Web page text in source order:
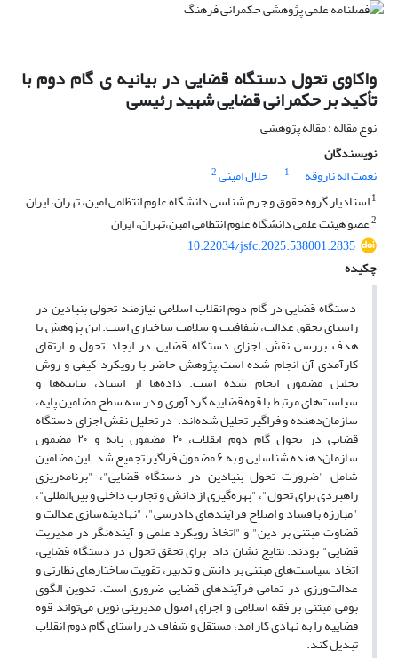
واکاوی تحول دستگاه قضایی در بیانیه ی گام دوم با
تأکید بر حکمرانی قضایی شهید رئیسی
نوع مقاله : مقاله پژوهشی
نویسندگان
نعمت اله ناروقه
1 جلال امینی2
1استادیار گروه حقوق و جرم شناسی دانشگاه علوم انتظامی امین، تهران، ایران
2عضو هیئت علمی دانشگاه علوم انتظامی امین،تهران، ایران
10.22034/jsfc.2025.538001.2835
چکیده
دستگاه قضایی در گام دوم انقلاب اسلامی نیازمند تحولی بنیادین در
راستای تحقق عدالت، شفافیت و سلامت ساختاری است. این پژوهش با
هدف بررسی نقش اجزای دستگاه قضایی در ایجاد تحول و ارتقای
کارآمدی آن انجام شده است.پژوهش حاضر با رویکرد کیفی و روش
تحلیل مضمون انجام شده است. داده‌ها از اسناد، بیانیه‌ها و
سیاست‌های مرتبط با قوه قضاییه گردآوری و در سه سطح مضامین پایه،
سازمان‌دهنده و فراگیر تحلیل شده‌اند. در تحلیل نقش اجزای دستگاه
قضایی در تحول گام دوم انقلاب، ۲۰ مضمون پایه و ۲۰ مضمون
سازمان‌دهنده شناسایی و به ۶ مضمون فراگیر تجمیع شد. این مضامین
شامل "ضرورت تحول بنیادین در دستگاه قضایی"، "برنامه‌ریزی
راهبردی برای تحول"، "بهره‌گیری از دانش و تجارب داخلی و بین‌المللی"،
"مبارزه با فساد و اصلاح فرآیندهای دادرسی"، "نهادینه‌سازی عدالت و
قضاوت مبتنی بر دین" و "اتخاذ رویکرد علمی و آینده‌نگر در مدیریت
قضایی" بودند. نتایج نشان داد برای تحقق تحول در دستگاه قضایی،
اتخاذ سیاست‌های مبتنی بر دانش و تدبیر، تقویت ساختارهای نظارتی و
عدالت‌ورزی در تمامی فرآیندهای قضایی ضروری است. تدوین الگوی
بومی مبتنی بر فقه اسلامی و اجرای اصول مدیریتی نوین می‌تواند قوه
قضاییه را به نهادی کارآمد، مستقل و شفاف در راستای گام دوم انقلاب
تبدیل کند.